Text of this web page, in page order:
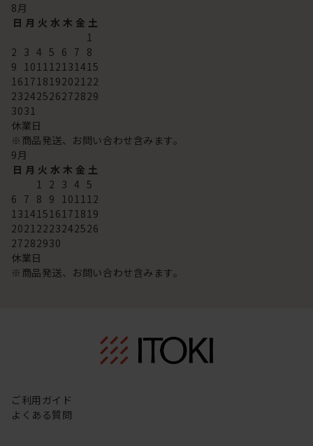
8月
日 月 火 水 木 金 土
1
2 3 4 5 6 7 8
9 101112131415
16171819202122
23242526272829
3031
休業日
※商品発送、お問い合わせ含みます。
9月
日 月 火 水 木 金 土
1 2 3 4 5
6 7 8 9 101112
13141516171819
20212223242526
27282930
休業日
※商品発送、お問い合わせ含みます。
ご利用ガイド
よくある質問